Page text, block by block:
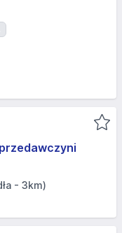
- 3km)